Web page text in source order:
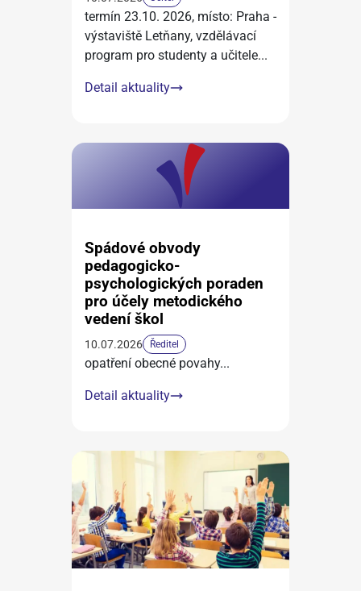
termín 23.10. 2026, místo: Praha -
výstaviště Letňany, vzdělávací
program pro studenty a učitele...
Detail aktuality
Spádové obvody
pedagogicko-
psychologických poraden
pro účely metodického
vedení škol
10.07.2026 Ředitel
opatření obecné povahy...
Detail aktuality